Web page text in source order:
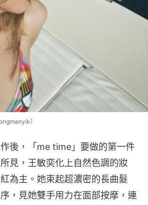
）
後，「me time」要做的第一件
見，王敏奕化上自然色調的妝
為主。她束起超濃密的長曲髮
，見她雙手用力在面部按摩，連